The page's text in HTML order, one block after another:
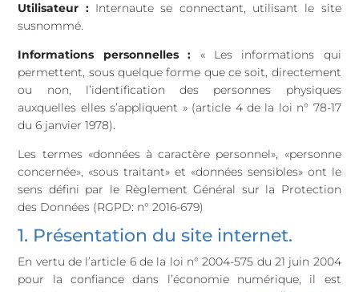
Utilisateur : Internaute se connectant, utilisant le site
susnommé.
Informations personnelles :
« Les informations qui
permettent, sous quelque forme que ce soit, directement
ou non, l’identification des personnes physiques
auxquelles elles s’appliquent » (article 4 de la loi n° 78-17
du 6 janvier 1978).
Les termes «données à caractère personnel», «personne
concernée», «sous traitant» et «données sensibles» ont le
sens défini par le Règlement Général sur la Protection
des Données (RGPD: n° 2016-679)
1. Présentation du site internet.
En vertu de l’article 6 de la loi n° 2004-575 du 21 juin 2004
pour la confiance dans l’économie numérique, il est